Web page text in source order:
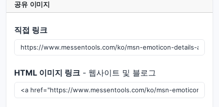
공유 이미지
직접 링크
HTML 이미지 링크 - 웹사이트 및 블로그